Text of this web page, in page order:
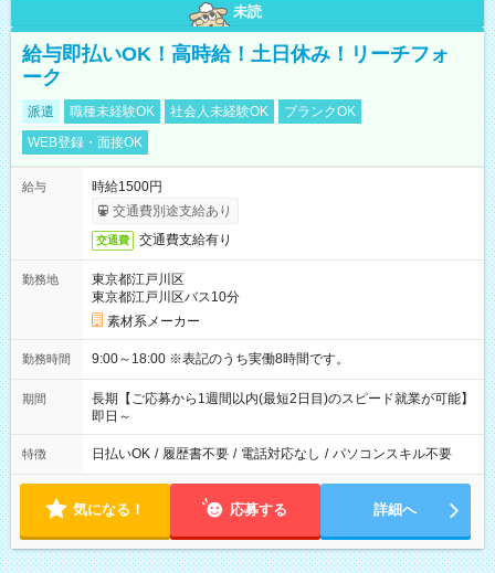
未読
給与即払いOK！高時給！土日休み！リーチフォ
ーク
派遣 職種未経験OK 社会人未経験OK
ブランクOK
WEB登録・面接OK
給与
時給1500円
交通費別途支給あり
交通費 交通費支給有り
勤務地
東京都江戸川区
東京都江戸川区バス10分
素材系メーカー
勤務時間 9:00～18:00 ※表記のうち実働8時間です。
期間
長期【ご応募から1週間以内(最短2日目)のスピード就業が可能】
即日～
特徴 日払いOK / 履歴書不要 / 電話対応なし / パソコンスキル不要
気になる！ 応募する 詳細へ